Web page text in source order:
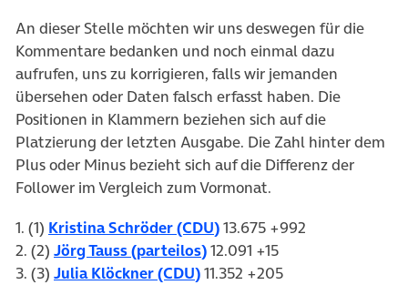
An dieser Stelle möchten wir uns deswegen für die
Kommentare bedanken und noch einmal dazu
aufrufen, uns zu korrigieren, falls wir jemanden
übersehen oder Daten falsch erfasst haben. Die
Positionen in Klammern beziehen sich auf die
Platzierung der letzten Ausgabe. Die Zahl hinter dem
Plus oder Minus bezieht sich auf die Differenz der
Follower im Vergleich zum Vormonat.
1. (1) Kristina Schröder (CDU)(öffnet in neuem Tab)
13.675 +992
2. (2) Jörg Tauss (parteilos)(öffnet in neuem Tab)
12.091 +15
3. (3) Julia Klöckner (CDU)(öffnet in neuem Tab)
11.352 +205